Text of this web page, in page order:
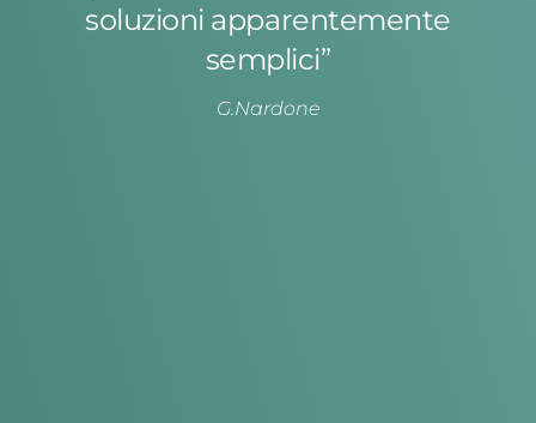
soluzioni apparentemente
semplici”
G.Nardone